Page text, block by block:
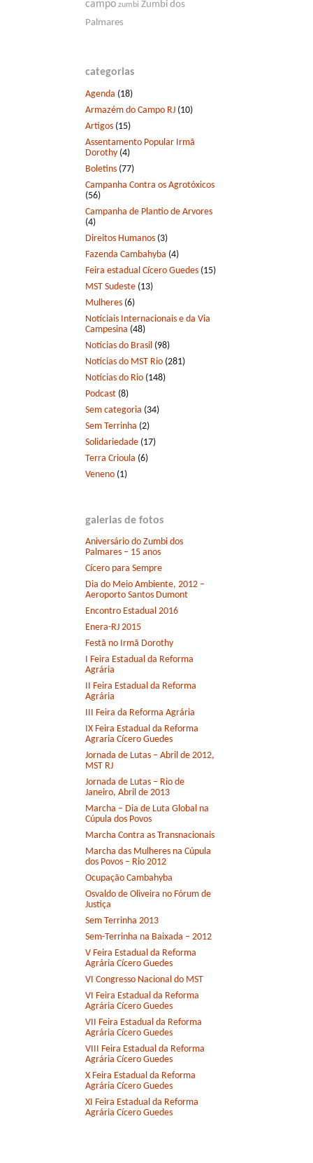
campo zumbi Zumbi dos
Palmares
categorias
Agenda (18)
Armazém do Campo RJ (10)
Artigos (15)
Assentamento Popular Irmã
Dorothy (4)
Boletins (77)
Campanha Contra os Agrotóxicos
(56)
Campanha de Plantio de Arvores
(4)
Direitos Humanos (3)
Fazenda Cambahyba (4)
Feira estadual Cícero Guedes (15)
MST Sudeste (13)
Mulheres (6)
Notíciais Internacionais e da Via
Campesina (48)
Notícias do Brasil (98)
Notícias do MST Rio (281)
Notícias do Rio (148)
Podcast (8)
Sem categoria (34)
Sem Terrinha (2)
Solidariedade (17)
Terra Crioula (6)
Veneno (1)
galerias de fotos
Aniversário do Zumbi dos
Palmares – 15 anos
Cícero para Sempre
Dia do Meio Ambiente, 2012 –
Aeroporto Santos Dumont
Encontro Estadual 2016
Enera-RJ 2015
Festã no Irmã Dorothy
I Feira Estadual da Reforma
Agrária
II Feira Estadual da Reforma
Agrária
III Feira da Reforma Agrária
IX Feira Estadual da Reforma
Agraria Cícero Guedes
Jornada de Lutas – Abril de 2012,
MST RJ
Jornada de Lutas – Rio de
Janeiro, Abril de 2013
Marcha – Dia de Luta Global na
Cúpula dos Povos
Marcha Contra as Transnacionais
Marcha das Mulheres na Cúpula
dos Povos – Rio 2012
Ocupação Cambahyba
Osvaldo de Oliveira no Fórum de
Justiça
Sem Terrinha 2013
Sem-Terrinha na Baixada – 2012
V Feira Estadual da Reforma
Agrária Cícero Guedes
VI Congresso Nacional do MST
VI Feira Estadual da Reforma
Agrária Cícero Guedes
VII Feira Estadual da Reforma
Agrária Cícero Guedes
VIII Feira Estadual da Reforma
Agrária Cícero Guedes
X Feira Estadual da Reforma
Agrária Cícero Guedes
XI Feira Estadual da Reforma
Agrária Cícero Guedes